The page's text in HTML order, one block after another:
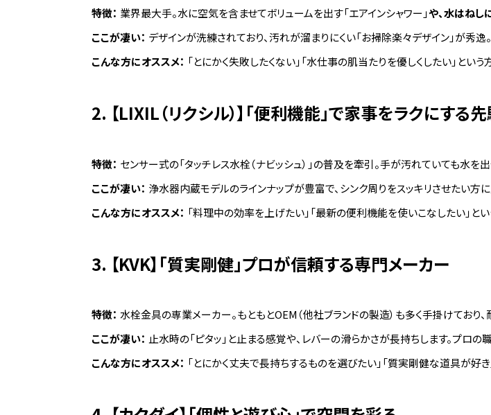
特徴： 業界最大手。水に空気を含ませてボリュームを出す「エアインシャワー」や、水はねし
ここが凄い： デザインが洗練されており、汚れが溜まりにくい「お掃除楽々デザイン」が秀逸。
こんな方にオススメ： 「とにかく失敗したくない」「水仕事の肌当たりを優しくしたい」という
2. 【LIXIL（リクシル）】「便利機能」で家事をラクにする
特徴： センサー式の「タッチレス水栓（ナビッシュ）」の普及を牽引。手が汚れていても水を
ここが凄い： 浄水器内蔵モデルのラインナップが豊富で、シンク周りをスッキリさせたい方
こんな方にオススメ： 「料理中の効率を上げたい」「最新の便利機能を使いこなしたい」とい
3. 【KVK】「質実剛健」プロが信頼する専門メーカー
特徴： 水栓金具の専業メーカー。もともとOEM（他社ブランドの製造）も多く手掛けており
ここが凄い： 止水時の「ピタッ」と止まる感覚や、レバーの滑らかさが長持ちします。プロの
こんな方にオススメ： 「とにかく丈夫で長持ちするものを選びたい」「質実剛健な道具が好き